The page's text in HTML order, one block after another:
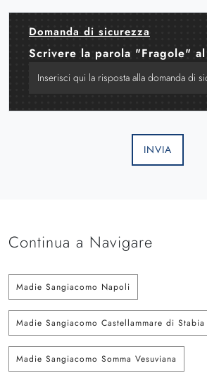
Domanda di sicurezza
Scrivere la parola "Fragole"
INVIA
Continua a Navigare
Madie Sangiacomo Napoli
Madie Sangiacomo Castellammare di Stabia
Madie Sangiacomo Somma Vesuviana